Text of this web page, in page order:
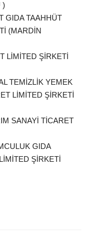
)
GIDA TAAHHÜT
(MARDİN
LİMİTED ŞİRKETİ
TEMİZLİK YEMEK
LİMİTED ŞİRKETİ
SANAYİ TİCARET
GIDA
ŞİRKETİ